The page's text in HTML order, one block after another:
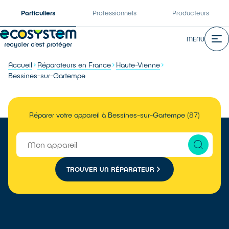
Particuliers Professionnels Producteurs
MENU
Accueil Réparateurs en France
Haute-Vienne
Bessines-sur-Gartempe
Réparer votre appareil à Bessines-sur-Gartempe (87)
TROUVER UN RÉPARATEUR